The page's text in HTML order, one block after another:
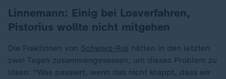
Linnemann: Einig bei Losverfahren,
Pistorius wollte nicht mitgehen
Die Fraktionen von Schwarz-Rot hätten in den letzten
zwei Tagen zusammengesessen, um dieses Problem zu
lösen: "Was passiert, wenn das nicht klappt, dass wir